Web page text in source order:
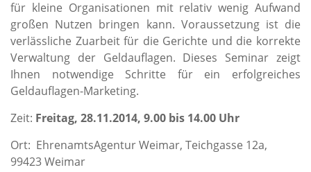
für kleine Organisationen mit relativ wenig Aufwand
großen Nutzen bringen kann. Voraussetzung ist die
verlässliche Zuarbeit für die Gerichte und die korrekte
Verwaltung der Geldauflagen. Dieses Seminar zeigt
Ihnen notwendige Schritte für ein erfolgreiches
Geldauflagen-Marketing.
Zeit: Freitag, 28.11.2014, 9.00 bis 14.00 Uhr
Ort: EhrenamtsAgentur Weimar, Teichgasse 12a,
99423 Weimar